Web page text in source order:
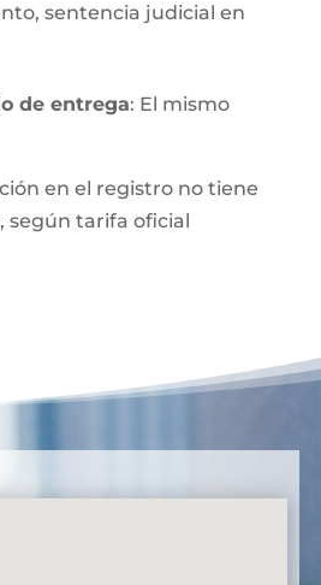
sentencia judicial en
de entrega: El mismo
en el registro no tiene
según tarifa oficial